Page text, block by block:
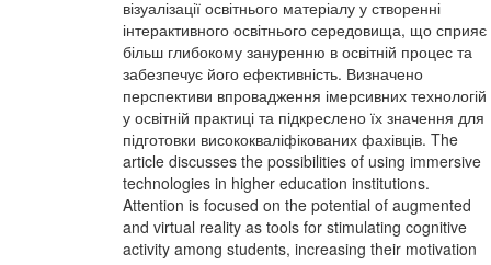
візуалізації освітнього матеріалу у створенні
інтерактивного освітнього середовища, що сприяє
більш глибокому зануренню в освітній процес та
забезпечує його ефективність. Визначено
перспективи впровадження імерсивних технологій
у освітній практиці та підкреслено їх значення для
підготовки висококваліфікованих фахівців. The
article discusses the possibilities of using immersive
technologies in higher education institutions.
Attention is focused on the potential of augmented
and virtual reality as tools for stimulating cognitive
activity among students, increasing their motivation